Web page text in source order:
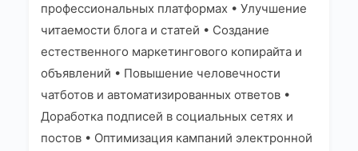
профессиональных платформах • Улучшение
читаемости блога и статей • Создание
естественного маркетингового копирайта и
объявлений • Повышение человечности
чатботов и автоматизированных ответов •
Доработка подписей в социальных сетях и
постов • Оптимизация кампаний электронной